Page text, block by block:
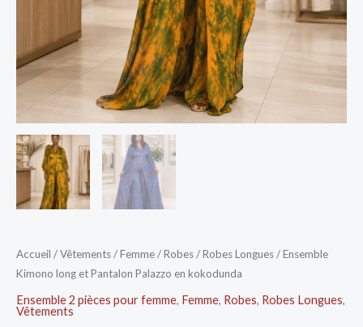
Accueil /Vêtements/Femme/Robes/Robes Longues/ Ensemble
Kimono long et Pantalon Palazzo en kokodunda
Ensemble 2 pièces pour femme, Femme, Robes, Robes Longues,
Vêtements